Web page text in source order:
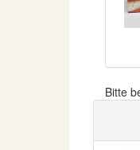
Bitte